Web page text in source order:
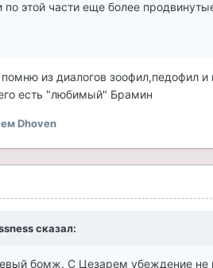
по этой части еще более
из диалогов зоофил,педофил и
есть "любимый" Брамин
Dhoven
сказал:
бомж. С Цезарем убеждение не